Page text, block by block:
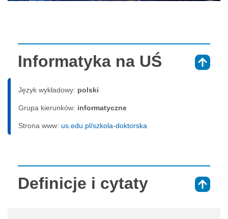
Informatyka na UŚ
Język wykładowy: polski
Grupa kierunków: informatyczne
Strona www: us.edu.pl/szkola-doktorska
Definicje i cytaty